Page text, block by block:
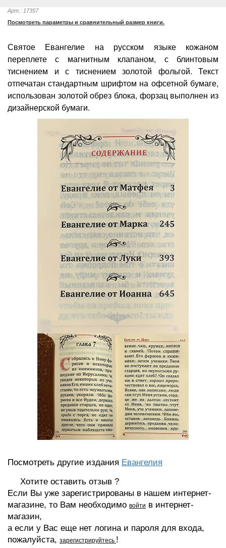
Арт.: 17357
Посмотреть параметры и сравнительный размер книги.
Святое Евангелие на русском языке кожаном
переплете с магнитным клапаном, с блинтовым
тиснением и с тиснением золотой фольгой. Текст
отпечатан стандартным шрифтом на офсетной бумаге,
использован золотой обрез блока, форзац выполнен из
дизайнерской бумаги.
Посмотреть другие издания Евангелия
Хотите оставить отзыв ?
Если Вы уже зарегистрированы в нашем интернет-
магазине, то Вам необходимо войти в интернет-
магазин,
а если у Вас еще нет логина и пароля для входа,
пожалуйста, зарегистрируйтесь !